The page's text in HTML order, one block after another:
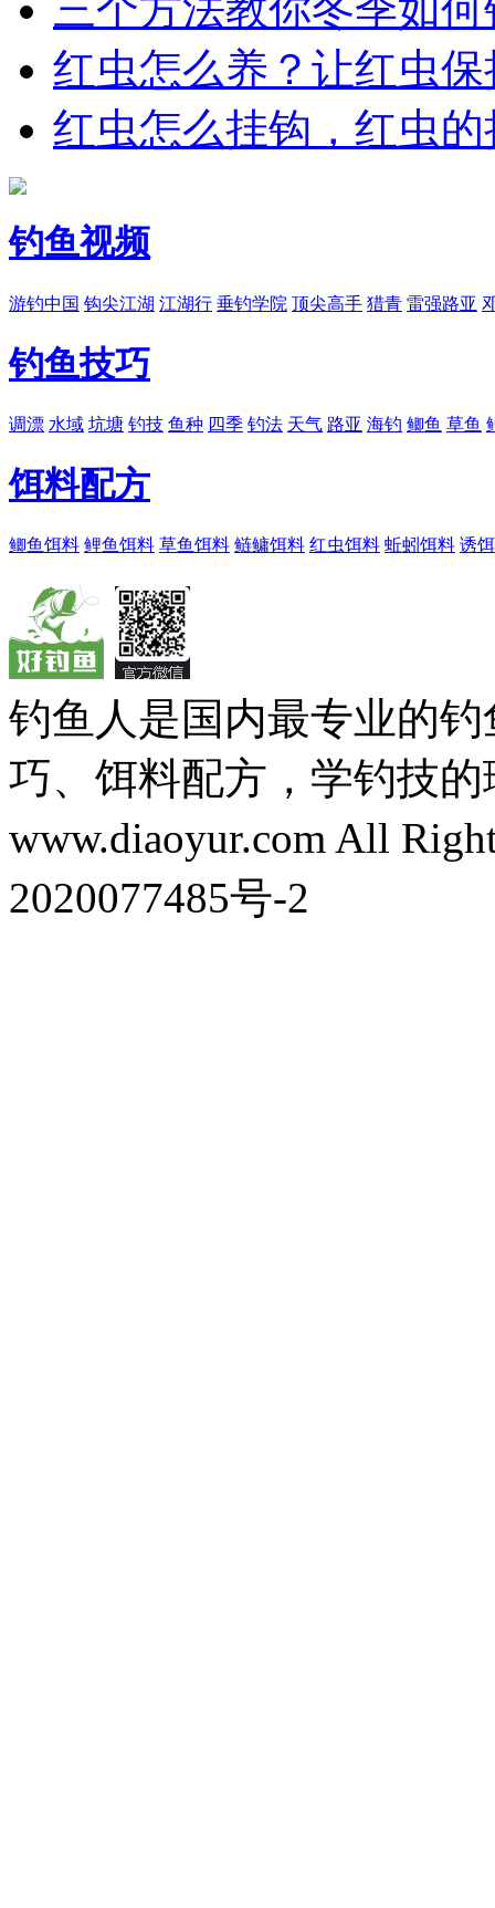
三个方法教你冬季如
红虫怎么养？让红虫
红虫怎么挂钩，红虫
钓鱼视频
游钓中国 钩尖江湖 江湖行 垂钓学院 顶尖高手 猎青 雷强路亚
钓鱼技巧
调漂 水域 坑塘 钓技 鱼种 四季 钓法 天气 路亚 海钓 鲫鱼 草鱼
饵料配方
鲫鱼饵料 鲤鱼饵料 草鱼饵料 鲢鳙饵料 红虫饵料 蚯蚓饵料 诱
钓鱼人是国内最专业的
巧、饵料配方，学钓技
www.diaoyur.com All
2020077485号-2